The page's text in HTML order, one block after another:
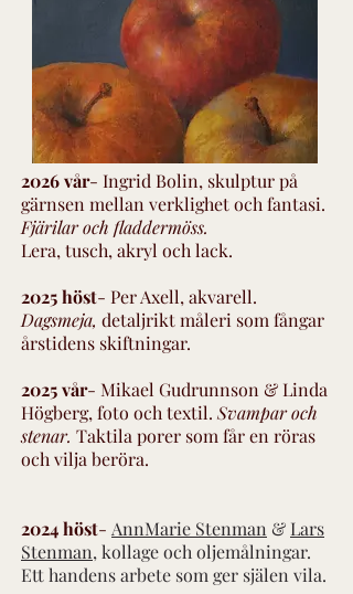
2026 vår- Ingrid Bolin, skulptur på
gärnsen mellan verklighet och fantasi.
Fjärilar och fladdermöss.
Lera, tusch, akryl och lack.
2025 höst- Per Axell, akvarell.
Dagsmeja, detaljrikt måleri som fångar
årstidens skiftningar.
2025 vår- Mikael Gudrunnson & Linda
Högberg, foto och textil. Svampar och
stenar. Taktila porer som får en röras
och vilja beröra.
2024 höst- AnnMarie Stenman & Lars
Stenman, kollage och oljemålningar.
Ett handens arbete som ger själen vila.